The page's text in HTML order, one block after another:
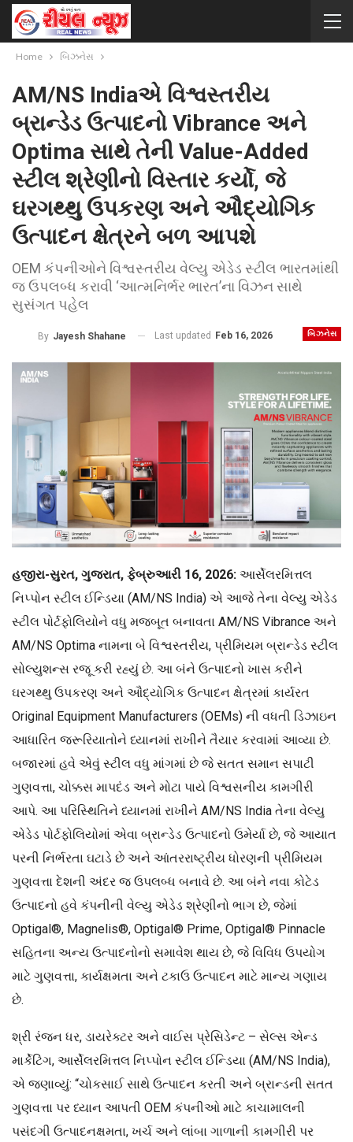
Home બિઝનેસ
AM/NS Indiaએ વિશ્વસ્તરીય
બ્રાન્ડેડ ઉત્પાદનો Vibrance અને
Optima સાથે તેની Value-Added
સ્ટીલ શ્રેણીનો વિસ્તાર કર્યો, જે
ઘરગથ્થુ ઉપકરણ અને ઔદ્યોગિક
ઉત્પાદન ક્ષેત્રને બળ આપશે
OEM કંપનીઓને વિશ્વસ્તરીય વેલ્યુ એડેડ સ્ટીલ ભારતમાંથી
જ ઉપલબ્ધ કરાવી ‘આત્મનિર્ભર ભારત’ના વિઝન સાથે
સુસંગત પહેલ
બિઝનેસ
By Jayesh Shahane Last updated Feb 16, 2026
હજીરા-સુરત, ગુજરાત, ફેબ્રુઆરી 16, 2026: આર્સેલરમિત્તલ
નિપ્પોન સ્ટીલ ઈન્ડિયા (AM/NS India) એ આજે તેના વેલ્યુ એડેડ
સ્ટીલ પોર્ટફોલિયોને વધુ મજબૂત બનાવતા AM/NS Vibrance અને
AM/NS Optima નામના બે વિશ્વસ્તરીય, પ્રીમિયમ બ્રાન્ડેડ સ્ટીલ
સોલ્યુશન્સ રજૂ કરી રહ્યું છે. આ બંને ઉત્પાદનો ખાસ કરીને
ઘરગથ્થુ ઉપકરણ અને ઔદ્યોગિક ઉત્પાદન ક્ષેત્રમાં કાર્યરત
Original Equipment Manufacturers (OEMs) ની વધતી ડિઝાઇન
આધારિત જરૂરિયાતોને ધ્યાનમાં રાખીને તૈયાર કરવામાં આવ્યા છે.
બજારમાં હવે એવું સ્ટીલ વધુ માંગમાં છે જે સતત સમાન સપાટી
ગુણવત્તા, ચોક્કસ માપદંડ અને મોટા પાયે વિશ્વસનીય કામગીરી
આપે. આ પરિસ્થિતિને ધ્યાનમાં રાખીને AM/NS India તેના વેલ્યુ
એડેડ પોર્ટફોલિયોમાં એવા બ્રાન્ડેડ ઉત્પાદનો ઉમેર્યા છે, જે આયાત
પરની નિર્ભરતા ઘટાડે છે અને આંતરરાષ્ટ્રીય ધોરણની પ્રીમિયમ
ગુણવત્તા દેશની અંદર જ ઉપલબ્ધ બનાવે છે. આ બંને નવા કોટેડ
ઉત્પાદનો હવે કંપનીની વેલ્યુ એડેડ શ્રેણીનો ભાગ છે, જેમાં
Optigal®, Magnelis®, Optigal® Prime, Optigal® Pinnacle
સહિતના અન્ય ઉત્પાદનોનો સમાવેશ થાય છે, જે વિવિધ ઉપયોગ
માટે ગુણવત્તા, કાર્યક્ષમતા અને ટકાઉ ઉત્પાદન માટે માન્ય ગણાય
છે.
શ્રી રંજન ધર, ડાયરેક્ટર અને વાઈસ પ્રેસિડેન્ટ – સેલ્સ એન્ડ
માર્કેટિંગ, આર્સેલરમિત્તલ નિપ્પોન સ્ટીલ ઈન્ડિયા (AM/NS India),
એ જણાવ્યું: “ચોકસાઈ સાથે ઉત્પાદન કરતી અને બ્રાન્ડની સતત
ગુણવત્તા પર ધ્યાન આપતી OEM કંપનીઓ માટે કાચામાલની
પસંદગી ઉત્પાદનક્ષમતા, ખર્ચ અને લાંબા ગાળાની કામગીરી પર